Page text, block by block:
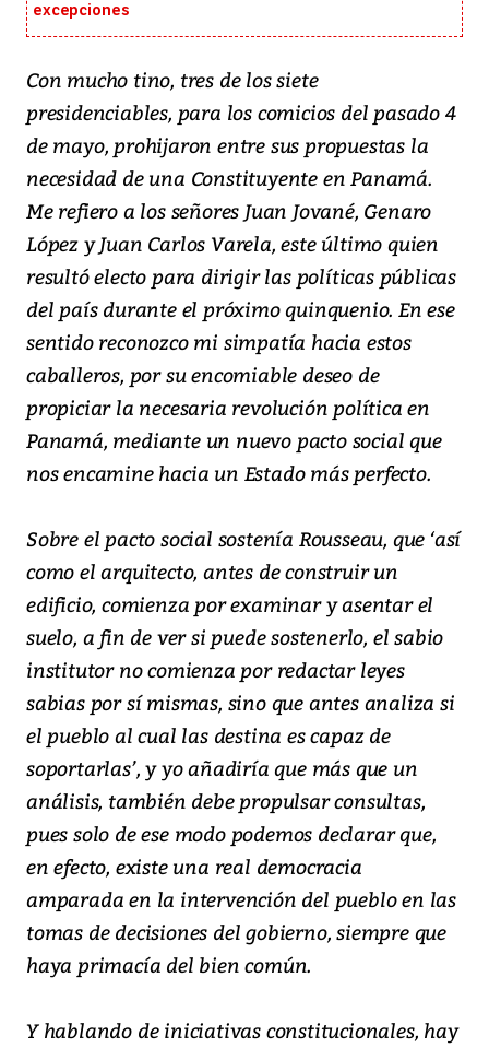
excepciones
Con mucho tino, tres de los siete
presidenciables, para los comicios del pasado 4
de mayo, prohijaron entre sus propuestas la
necesidad de una Constituyente en Panamá.
Me refiero a los señores Juan Jované, Genaro
López y Juan Carlos Varela, este último quien
resultó electo para dirigir las políticas públicas
del país durante el próximo quinquenio. En ese
sentido reconozco mi simpatía hacia estos
caballeros, por su encomiable deseo de
propiciar la necesaria revolución política en
Panamá, mediante un nuevo pacto social que
nos encamine hacia un Estado más perfecto.
Sobre el pacto social sostenía Rousseau, que ‘así
como el arquitecto, antes de construir un
edificio, comienza por examinar y asentar el
suelo, a fin de ver si puede sostenerlo, el sabio
institutor no comienza por redactar leyes
sabias por sí mismas, sino que antes analiza si
el pueblo al cual las destina es capaz de
soportarlas’, y yo añadiría que más que un
análisis, también debe propulsar consultas,
pues solo de ese modo podemos declarar que,
en efecto, existe una real democracia
amparada en la intervención del pueblo en las
tomas de decisiones del gobierno, siempre que
haya primacía del bien común.
Y hablando de iniciativas constitucionales, hay